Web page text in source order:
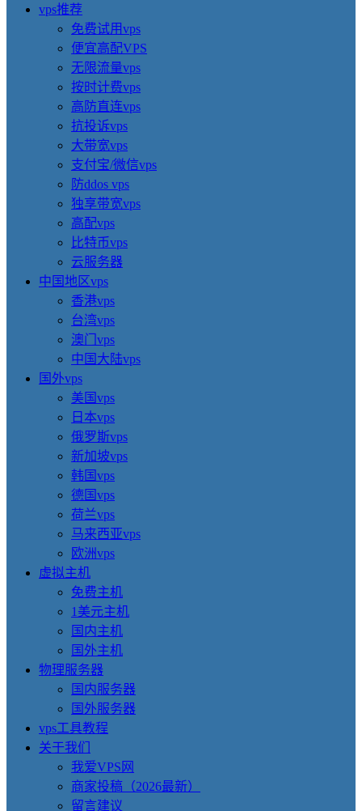
vps推荐
免费试用vps
便宜高配VPS
无限流量vps
按时计费vps
高防直连vps
抗投诉vps
大带宽vps
支付宝/微信vps
防ddos vps
独享带宽vps
高配vps
比特币vps
云服务器
中国地区vps
香港vps
台湾vps
澳门vps
中国大陆vps
国外vps
美国vps
日本vps
俄罗斯vps
新加坡vps
韩国vps
德国vps
荷兰vps
马来西亚vps
欧洲vps
虚拟主机
免费主机
1美元主机
国内主机
国外主机
物理服务器
国内服务器
国外服务器
vps工具教程
关于我们
我爱VPS网
商家投稿（2026最新）
留言建议